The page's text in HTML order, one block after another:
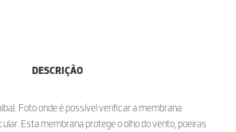
DESCRIÇÃO
Foto onde é possível verificar a membrana
Esta membrana protege o olho do vento, poeiras